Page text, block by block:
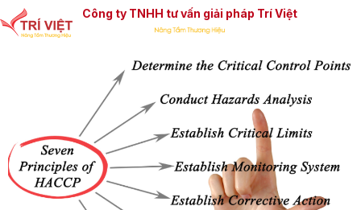
Công ty TNHH tư vấn giải pháp Trí Việt